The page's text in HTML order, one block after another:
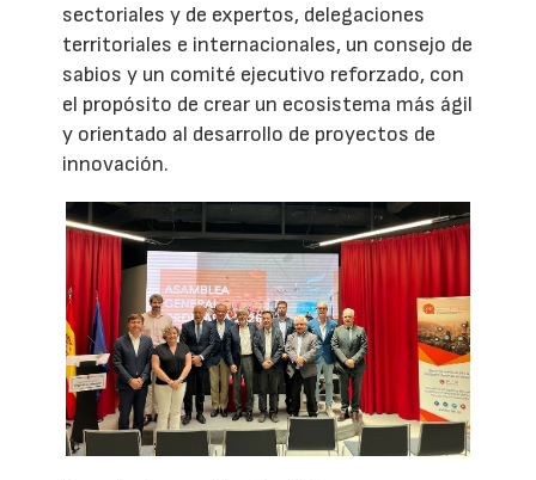
sectoriales y de expertos, delegaciones
territoriales e internacionales, un consejo de
sabios y un comité ejecutivo reforzado, con
el propósito de crear un ecosistema más ágil
y orientado al desarrollo de proyectos de
innovación.